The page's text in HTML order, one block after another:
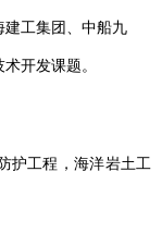
建工集团、中船九
开发课题。
护工程 ， 海洋岩土工